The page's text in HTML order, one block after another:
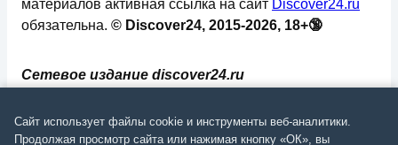
Сетевое издание discover24.ru
надзору в сфере связи, информационных
технологий и массовых коммуникаций
материалов активная ссылка на сайт Discover24.ru
обязательна. © Discover24, 2015-2026, 18+🔞
Сайт использует файлы cookie и инструменты веб-аналитики.
Продолжая просмотр сайта или нажимая кнопку «ОК», вы